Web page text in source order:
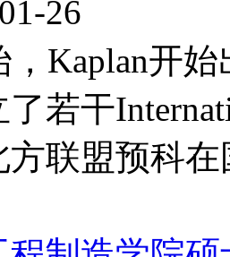
26
，Kaplan开
若干
方联盟预科